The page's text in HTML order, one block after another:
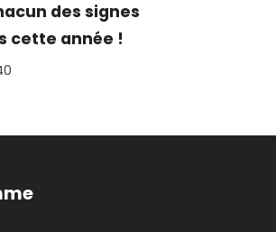
des signes
cette année !